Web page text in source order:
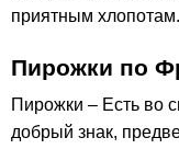
приятным хлопотам.
Пирожки по
Пирожки – Есть во
добрый знак,